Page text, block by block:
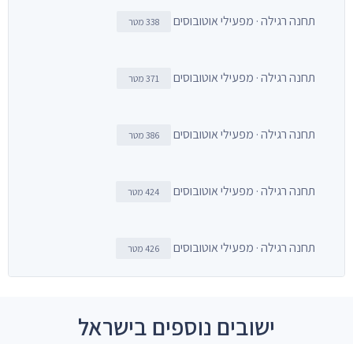
תחנה רגילה · מפעילי אוטובוסים 338 מטר
תחנה רגילה · מפעילי אוטובוסים 371 מטר
תחנה רגילה · מפעילי אוטובוסים 386 מטר
תחנה רגילה · מפעילי אוטובוסים 424 מטר
תחנה רגילה · מפעילי אוטובוסים 426 מטר
ישובים נוספים בישראל